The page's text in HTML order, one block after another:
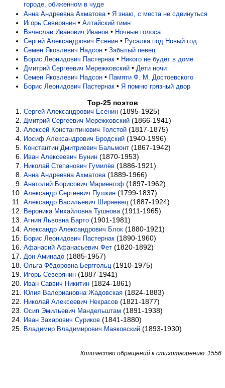
городе, обиженном в чуде
Анна Андреевна Ахматова • Я знаю, с места не сдвинуться
Игорь Северянин • Алтайский гимн
Вячеслав Иванович Иванов • Ночные голоса
Сергей Александрович Есенин • Русалка под Новый год
Семен Яковлевич Надсон • Забытый певец
Борис Леонидович Пастернак • Никого не будет в доме
Дмитрий Сергеевич Мережковский • Дети ночи
Семен Яковлевич Надсон • Памяти Ф. М. Достоевского
Борис Леонидович Пастернак • Я помню грязный двор
Top-25 поэтов
Сергей Александрович Есенин (1895-1925)
Дмитрий Сергеевич Мережковский (1866-1941)
Алексей Константинович Толстой (1817-1875)
Иосиф Александрович Бродский (1940-1996)
Константин Дмитриевич Бальмонт (1867-1942)
Иван Алексеевич Бунин (1870-1953)
Николай Степанович Гумилёв (1886-1921)
Анна Андреевна Ахматова (1889-1966)
Анатолий Борисович Мариенгоф (1897-1962)
Александр Сергеевич Пушкин (1799-1837)
Александр Васильевич Ширяевец (1887-1924)
Вероника Михайловна Тушнова (1911-1965)
Агния Львовна Барто (1901-1981)
Александр Александрович Блок (1880-1921)
Борис Леонидович Пастернак (1890-1960)
Афанасий Афанасьевич Фет (1820-1892)
Дон Аминадо (1885-1957)
Ольга Фёдоровна Берггольц (1910-1975)
Игорь Северянин (1887-1941)
Иван Саввич Никитин (1824-1861)
Юлия Валериановна Жадовская (1824-1883)
Николай Алексеевич Некрасов (1821-1877)
Осип Эмильевич Мандельштам (1891-1938)
Иван Захарович Суриков (1841-1880)
Владимир Владимирович Маяковский (1893-1930)
Количество обращений к стихотворению: 1556